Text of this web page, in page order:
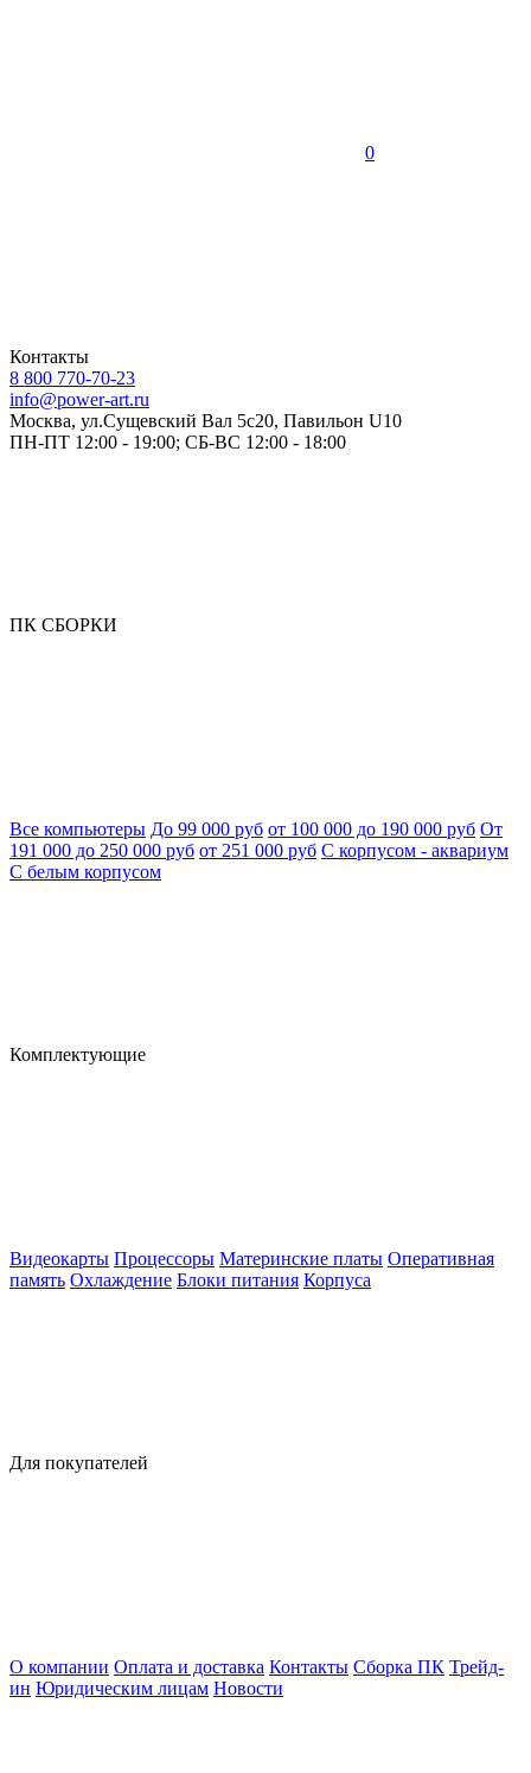
0
Контакты
8 800 770-70-23
info@power-art.ru
Москва, ул.Сущевский Вал 5с20, Павильон U10
ПН-ПТ 12:00 - 19:00; СБ-ВС 12:00 - 18:00
ПК СБОРКИ
Все компьютеры До 99 000 руб от 100 000 до 190 000 руб От
191 000 до 250 000 руб от 251 000 руб С корпусом - аквариум
С белым корпусом
Комплектующие
Видеокарты Процессоры Материнские платы Оперативная
память Охлаждение Блоки питания Корпуса
Для покупателей
О компании Оплата и доставка Контакты Сборка ПК Трейд-
ин Юридическим лицам Новости